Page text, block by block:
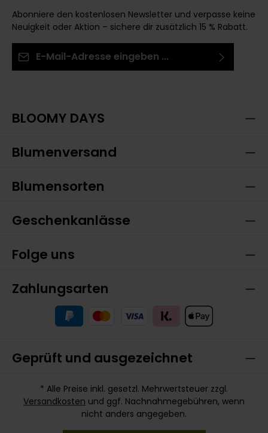
Abonniere den kostenlosen Newsletter und verpasse keine
Neuigkeit oder Aktion – sichere dir zusätzlich 15 % Rabatt.
BLOOMY DAYS
Blumenversand
Blumensorten
Geschenkanlässe
Folge uns
Zahlungsarten
Geprüft und ausgezeichnet
* Alle Preise inkl. gesetzl. Mehrwertsteuer zzgl.
Versandkosten und ggf. Nachnahmegebühren, wenn
nicht anders angegeben.